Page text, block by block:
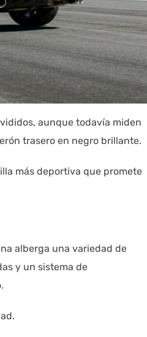
aunque todavía miden
trasero en negro brillante.
más deportiva que promete
alberga una variedad de
y un sistema de